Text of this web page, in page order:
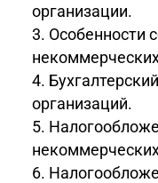
организации.
Особенности
организаций.